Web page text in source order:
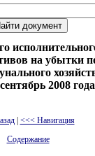
на убытки
2008
| <<< Навигация
Содержание